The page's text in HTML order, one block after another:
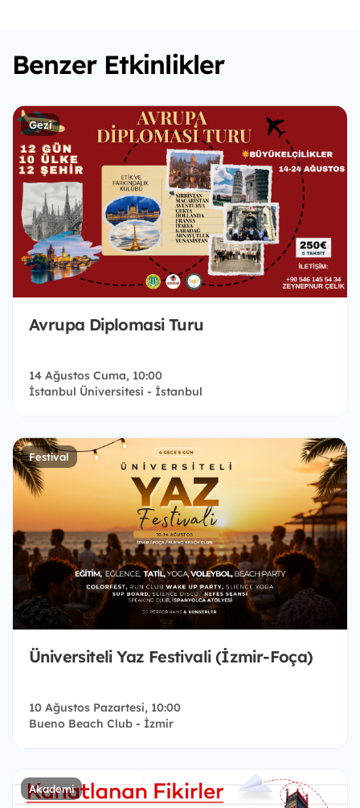
Benzer Etkinlikler
Gezi
Avrupa Diplomasi Turu
14 Ağustos Cuma, 10:00
İstanbul Üniversitesi - İstanbul
Festival
Üniversiteli Yaz Festivali (İzmir-Foça)
10 Ağustos Pazartesi, 10:00
Bueno Beach Club - İzmir
Akademi